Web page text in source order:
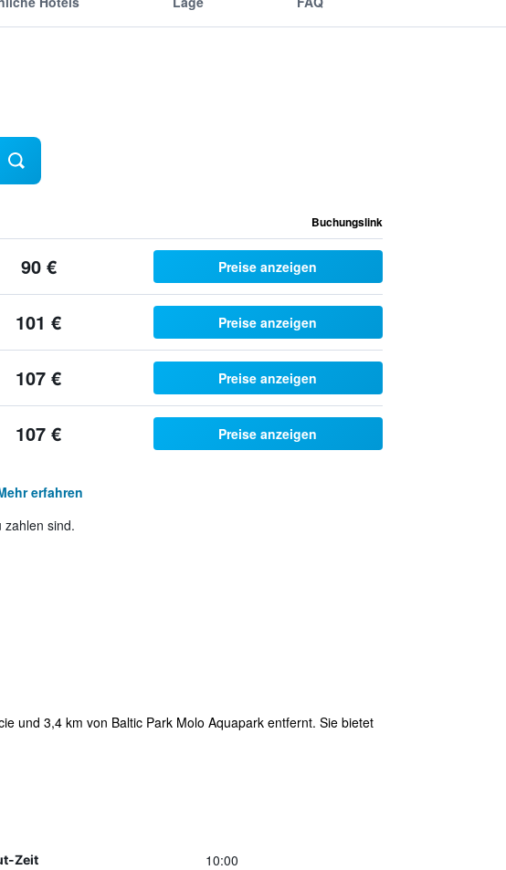
Buchungslink
90 € Preise anzeigen
101 € Preise anzeigen
107 € Preise anzeigen
107 € Preise anzeigen
erfahren
zahlen sind.
und 3,4 km von Baltic Park Molo Aquapark entfernt. Sie bietet
Zeit 10:00